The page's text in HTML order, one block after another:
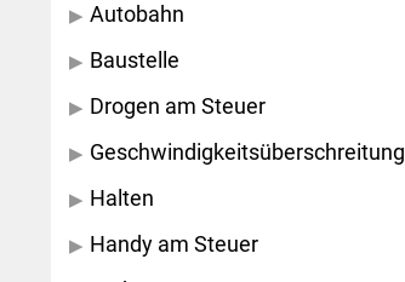
Autobahn
Baustelle
Drogen am Steuer
Geschwindigkeitsüberschreitung
Halten
Handy am Steuer